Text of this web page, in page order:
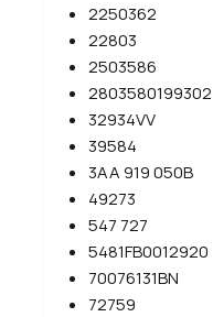
2250362
22803
2503586
2803580199302
32934VV
39584
3AA 919 050B
49273
547 727
5481FB0012920
70076131BN
72759